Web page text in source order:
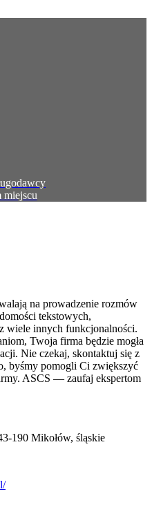
miejscu
na prowadzenie rozmów
tekstowych,
wiele innych funkcjonalności.
Twoja firma będzie mogła
Nie czekaj, skontaktuj się z
byśmy pomogli Ci zwiększyć
ASCS — zaufaj ekspertom
190 Mikołów, śląskie